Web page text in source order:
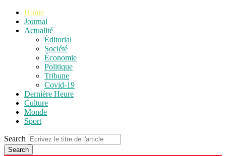
Home
Journal
Actualité
Éditorial
Société
Économie
Politique
Tribune
Covid-19
Dernière Heure
Culture
Monde
Sport
Search